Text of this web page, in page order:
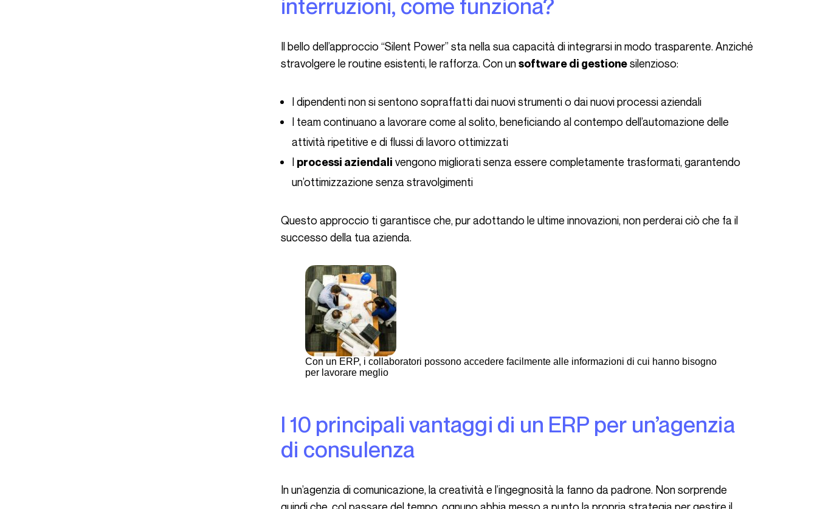
interruzioni, come funziona?
Il bello dell’approccio “Silent Power” sta nella sua capacità di integrarsi in modo trasparente. Anziché
stravolgere le routine esistenti, le rafforza. Con unsoftware di gestionesilenzioso:
I dipendenti non si sentono sopraffatti dai nuovi strumenti o dai nuovi processi aziendali
I team continuano a lavorare come al solito, beneficiando al contempo dell’automazione delle
attività ripetitive e di flussi di lavoro ottimizzati
I processi aziendali vengono migliorati senza essere completamente trasformati, garantendo
un’ottimizzazione senza stravolgimenti
Questo approccio ti garantisce che, pur adottando le ultime innovazioni, non perderai ciò che fa il
successo della tua azienda.
Con un ERP, i collaboratori possono accedere facilmente alle informazioni di cui hanno bisogno
per lavorare meglio
I 10 principali vantaggi di un ERP per un’agenzia
di consulenza
In un’agenzia di comunicazione, la creatività e l’ingegnosità la fanno da padrone. Non sorprende